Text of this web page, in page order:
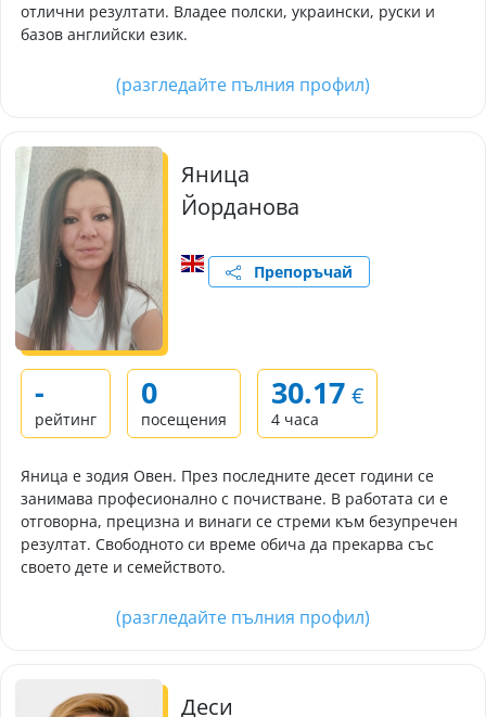
отлични резултати. Владее полски, украински, руски и
базов английски език.
(разгледайте пълния профил)
Яница
Йорданова
Препоръчай
-
рейтинг
0
посещения
30.17 €
4 часа
Яница е зодия Овен. През последните десет години се
занимава професионално с почистване. В работата си е
отговорна, прецизна и винаги се стреми към безупречен
резултат. Свободното си време обича да прекарва със
своето дете и семейството.
(разгледайте пълния профил)
Деси